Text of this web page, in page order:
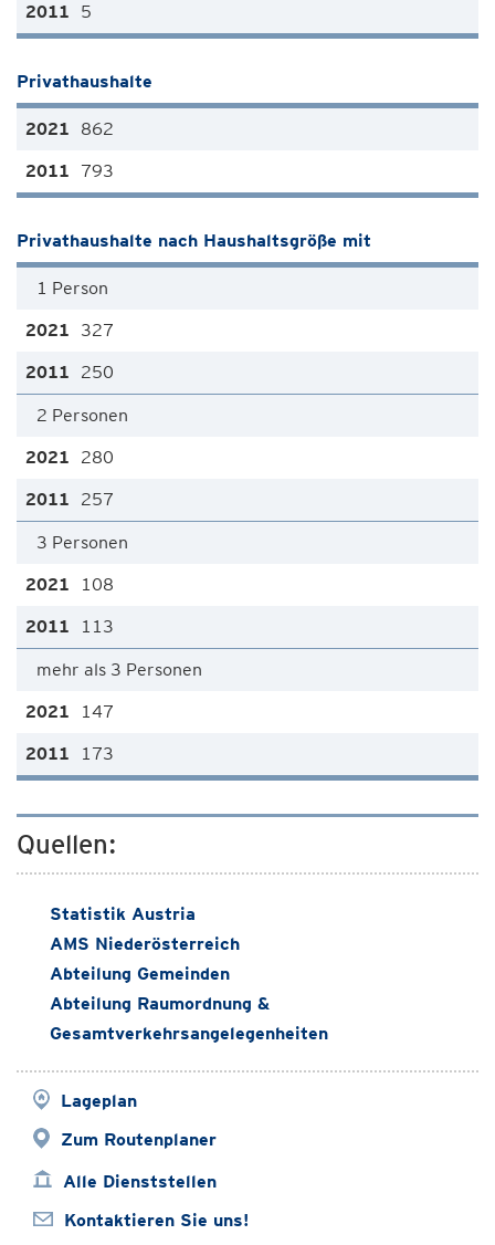
5
Privathaushalte
862
793
Privathaushalte nach Haushaltsgröße mit
1 Person
327
250
2 Personen
280
257
3 Personen
108
113
mehr als 3 Personen
147
173
Quellen:
Statistik Austria
AMS Niederösterreich
Abteilung Gemeinden
Abteilung Raumordnung &
Gesamtverkehrsangelegenheiten
Lageplan
Zum Routenplaner
Alle Dienststellen
Kontaktieren Sie uns!